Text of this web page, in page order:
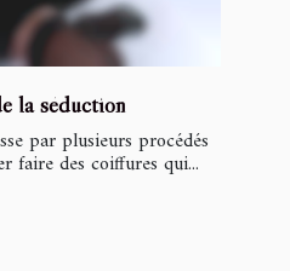
la séduction
par plusieurs procédés
faire des coiffures qui...